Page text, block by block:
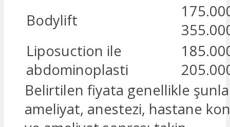
Bodylift
Liposuction ile
abdominoplasti
Belirtilen fiyata genellikle
ameliyat, anestezi, hastane